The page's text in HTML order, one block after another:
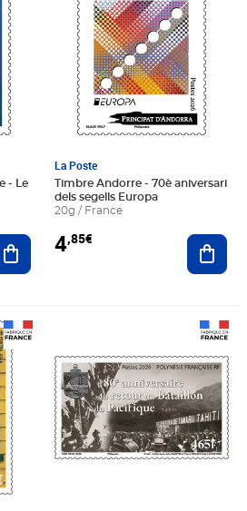
- Le
Ajouter au panier
La Poste
Timbre Andorre - 70è aniversari
dels segells Europa
20g / France
4,85€